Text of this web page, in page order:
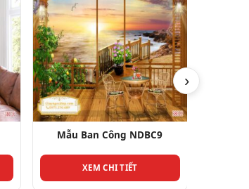
Mẫu Ban Công NDBC9
XEM CHI TIẾT
›